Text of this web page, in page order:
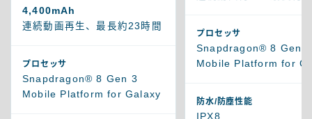
4,400mAh
連続動画再生、最長約23時間
プロセッサ
Snapdragon® 8 Gen 3
Mobile Platform for Galaxy
プロセッサ
Snapdragon® 8 Gen 2
Mobile Platform for
防水/防塵性能
IPX8